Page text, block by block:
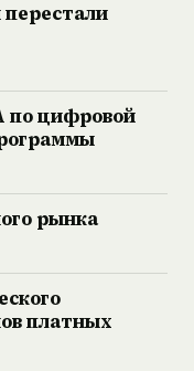
по цифровой
рынка
платных